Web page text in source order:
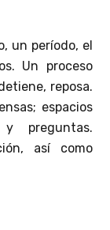
un período, el
Un proceso
reposa.
espacios
preguntas.
así como